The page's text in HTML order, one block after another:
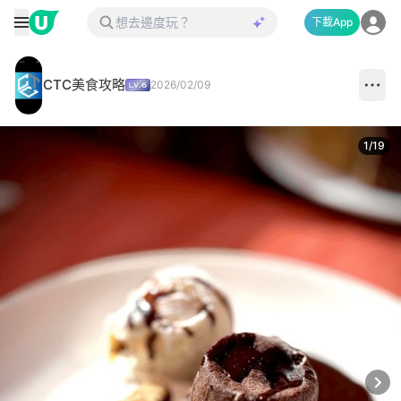
下載App
CTC美食攻略 2026/02/09
1/19